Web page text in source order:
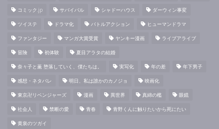
コミック.jp サバイバル シャドーハウス ダーウィン事変
ツイステ ドラマ化 バトルアクション ヒューマンドラマ
ファンタジー マンガ大賞受賞 ヤンキー漫画 ライブアライブ
冒険 初体験 夏目アラタの結婚
奈々子と薫 堕落していく、僕たちは。 実写化 年の差 年下男子
感想・ネタバレ 明日、私は誰かのカノジョ 映画化
東京卍リベンジャーズ 漫画 異世界 真綿の檻 眼鏡
社会人 禁断の愛 青春 青野くんに触りたいから死にたい
黄泉のツガイ